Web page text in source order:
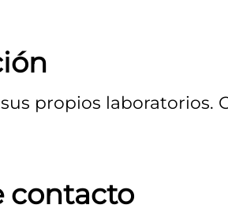
propios laboratorios.
contacto